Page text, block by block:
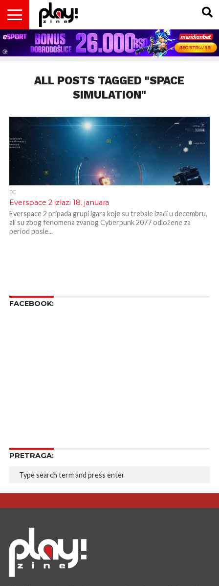
VESTI
MAGAZIN
PLAY!RETRO
PLAY!CAST
PLAY!CON
PLAY!BIZ
INSIDER
OPISI
IGARA
DOMAĆA
SCENA
INTERVJUI
GADGETS
FILM
& TV
KOLUMNE
ALL POSTS TAGGED "SPACE
SIMULATION"
PC
Everspace 2 izlazi 18. januara
Everspace 2 pripada grupi igara koje su trebale izaći u decembru,
ali su zbog fenomena zvanog Cyberpunk 2077 odložene za
period posle...
FACEBOOK:
PRETRAGA: